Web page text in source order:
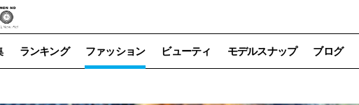
ランキング ファッション ビューティ モデルスナップ ブログ